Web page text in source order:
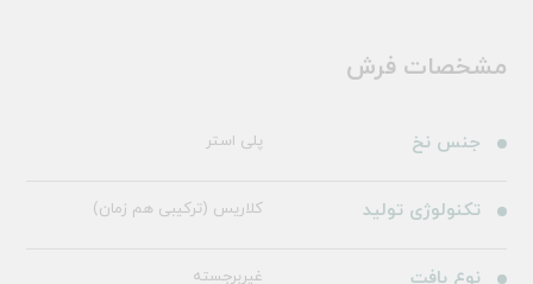
مشخصات فرش
جنس نخ پلی استر
تکنولوژی تولید کلاریس (ترکیبی هم زمان)
نوع بافت غیربرجسته